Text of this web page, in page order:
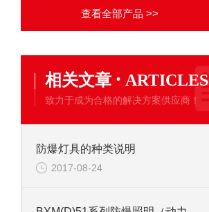
查看全部产品 >>
相关文章 · ARTICLES
致力于成为合格的解决方案供应商！
防爆灯具的种类说明
2017-08-24